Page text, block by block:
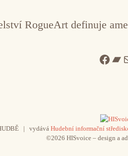
RogueArt definuje
| vydává Hudební informační
©2026 HISvoice – design a